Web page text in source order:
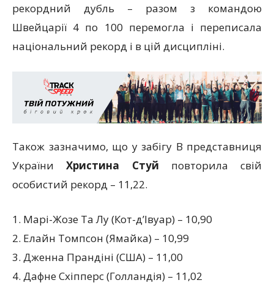
рекордний дубль – разом з командою
Швейцарії 4 по 100 перемогла і переписала
національний рекорд і в цій дисципліні.
Також зазначимо, що у забігу В представниця
України Христина Стуй повторила свій
особистий рекорд – 11,22.
1. Марі-Жозе Та Лу (Кот-д’Івуар) – 10,90
2. Елайн Томпсон (Ямайка) – 10,99
3. Дженна Прандіні (США) – 11,00
4. Дафне Схіпперс (Голландія) – 11,02